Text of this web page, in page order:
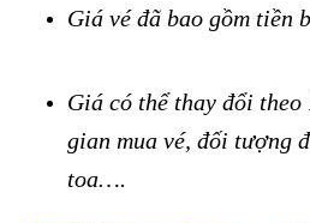
Giá vé đã bao gồm tiền
Giá có thể thay đổi
gian mua vé, đối tượng
toa….